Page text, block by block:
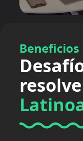
Beneficios